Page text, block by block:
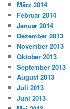
März 2014
Februar 2014
Januar 2014
Dezember 2013
November 2013
Oktober 2013
September 2013
August 2013
Juli 2013
Juni 2013